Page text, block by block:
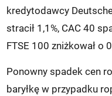
kredytodawcy
stracił 1,1%, CAC 40
FTSE 100 zniżkował o
Ponowny spadek cen
baryłkę w przypadku